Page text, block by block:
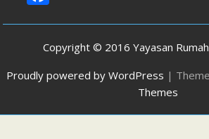
ac
e
b
o
Copyright © 2016 Yayasan
Proudly powered by WordPress |
Themes